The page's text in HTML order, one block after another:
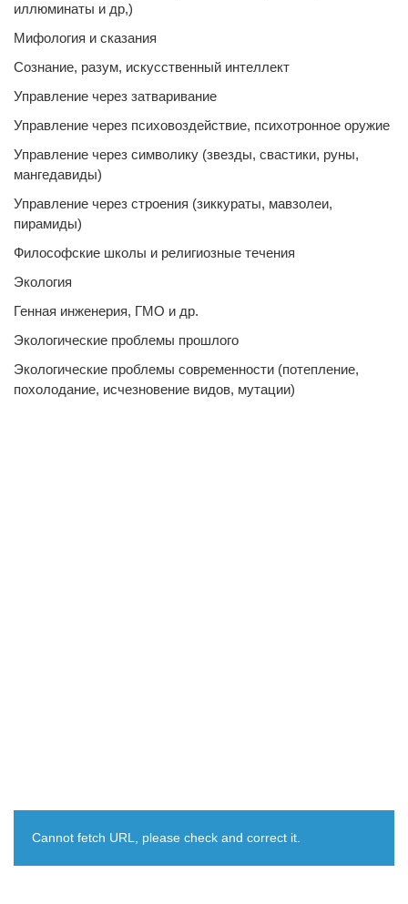
иллюминаты и др,)
Мифология и сказания
Сознание, разум, искусственный интеллект
Управление через затваривание
Управление через психовоздействие, психотронное оружие
Управление через символику (звезды, свастики, руны,
мангедавиды)
Управление через строения (зиккураты, мавзолеи,
пирамиды)
Философские школы и религиозные течения
Экология
Генная инженерия, ГМО и др.
Экологические проблемы прошлого
Экологические проблемы современности (потепление,
похолодание, исчезновение видов, мутации)
Cannot fetch URL, please check and correct it.